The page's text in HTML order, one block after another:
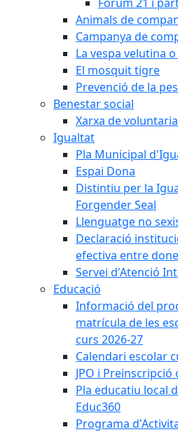
Animals de
Campanya de
La vespa velutina
El mosquit tigre
Prevenció de la
Benestar social
Xarxa de
Igualtat
Pla Municipal
Espai Dona
Distintiu per la
Forgender Seal
Llenguatge no
Declaració
efectiva entre
Servei d'Atenció
Educació
Informació del
matrícula de les
curs 2026-27
Calendari escolar
JPO i Preinscripció
Pla educatiu local
Educ360
Programa